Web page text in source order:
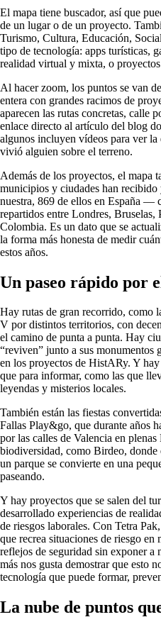
El mapa tiene buscador, así que
de un lugar o de un proyecto.
Turismo, Cultura, Educación,
tipo de tecnología: apps turísticas,
realidad virtual y mixta, o
Al hacer zoom, los puntos se van
entera con grandes racimos de
aparecen las rutas concretas, calle
enlace directo al artículo del blog
algunos incluyen vídeos para ver
vivió alguien sobre el terreno.
Además de los proyectos, el mapa
municipios y ciudades han
nuestra, 869 de ellos en España
repartidos entre Londres,
Colombia. Es un dato que se
la forma más honesta de medir
estos años.
Un paseo rápido por
Hay rutas de gran recorrido, como
V por distintos territorios, con
el camino de punta a punta. Hay
“reviven” junto a sus monumentos
en los proyectos de HistARy. Y
que para informar, como las que
leyendas y misterios locales.
También están las fiestas
Fallas Play&go, que durante años
por las calles de Valencia en
biodiversidad, como Birdeo, donde
un parque se convierte en una
paseando.
Y hay proyectos que se salen del
desarrollado experiencias de
de riesgos laborales. Con Tetra
que recrea situaciones de riesgo
reflejos de seguridad sin exponer a
más nos gusta demostrar que esto
tecnología que puede formar,
La nube de puntos